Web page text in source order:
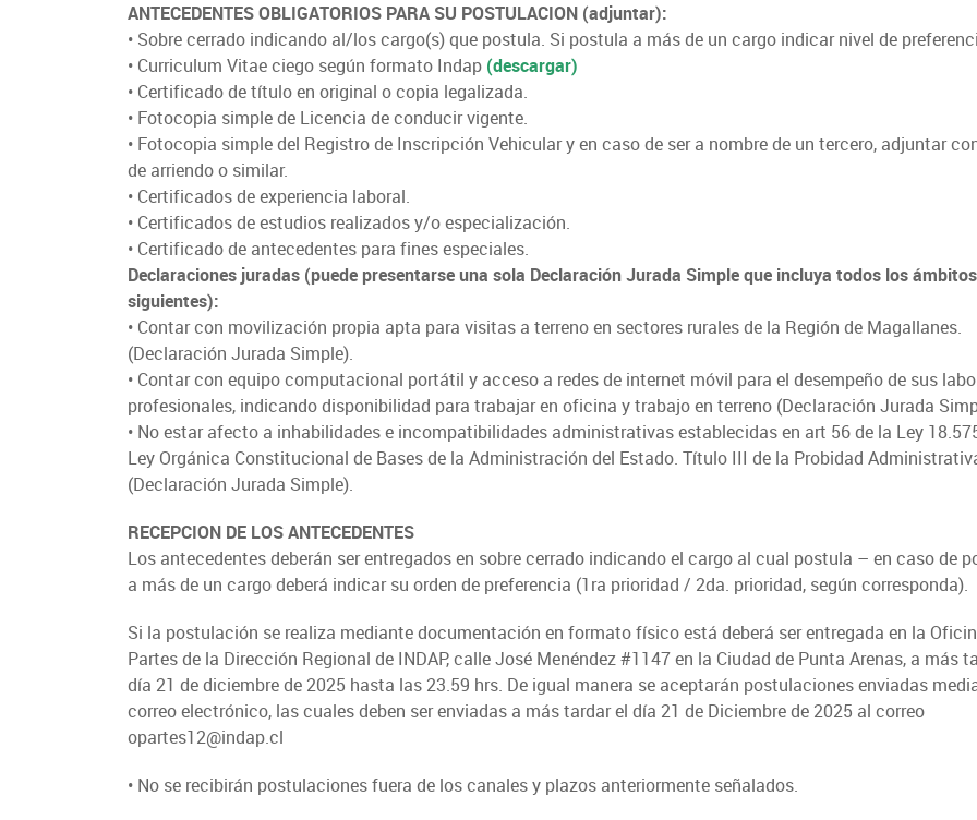
ANTECEDENTES OBLIGATORIOS PARA SU POSTULACION (adjuntar):
• Sobre cerrado indicando al/los cargo(s) que postula. Si postula a más de un cargo indicar nivel de
• Curriculum Vitae ciego según formato Indap (descargar)
• Certificado de título en original o copia legalizada.
• Fotocopia simple de Licencia de conducir vigente.
• Fotocopia simple del Registro de Inscripción Vehicular y en caso de ser a nombre de un tercero, adjuntar
de arriendo o similar.
• Certificados de experiencia laboral.
• Certificados de estudios realizados y/o especialización.
• Certificado de antecedentes para fines especiales.
Declaraciones juradas (puede presentarse una sola Declaración Jurada Simple que incluya todos los ámbitos
siguientes):
• Contar con movilización propia apta para visitas a terreno en sectores rurales de la Región de Magallanes.
(Declaración Jurada Simple).
• Contar con equipo computacional portátil y acceso a redes de internet móvil para el desempeño de sus
profesionales, indicando disponibilidad para trabajar en oficina y trabajo en terreno (Declaración Jurada
• No estar afecto a inhabilidades e incompatibilidades administrativas establecidas en art 56 de la Ley
Ley Orgánica Constitucional de Bases de la Administración del Estado. Título III de la Probidad
(Declaración Jurada Simple).
RECEPCION DE LOS ANTECEDENTES
Los antecedentes deberán ser entregados en sobre cerrado indicando el cargo al cual postula – en caso de
a más de un cargo deberá indicar su orden de preferencia (1ra prioridad / 2da. prioridad, según corresponda).
Si la postulación se realiza mediante documentación en formato físico está deberá ser entregada en la
Partes de la Dirección Regional de INDAP, calle José Menéndez #1147 en la Ciudad de Punta Arenas, a más
día 21 de diciembre de 2025 hasta las 23.59 hrs. De igual manera se aceptarán postulaciones enviadas
correo electrónico, las cuales deben ser enviadas a más tardar el día 21 de Diciembre de 2025 al correo
opartes12@indap.cl
• No se recibirán postulaciones fuera de los canales y plazos anteriormente señalados.